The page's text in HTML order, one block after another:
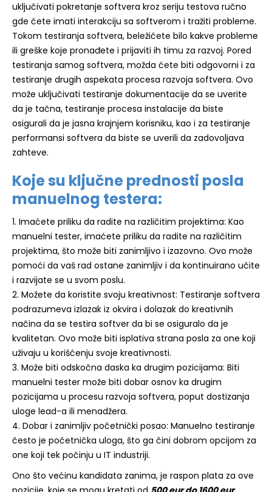
uključivati ​​pokretanje softvera kroz seriju testova ručno
gde ćete imati interakciju sa softverom i tražiti probleme.
Tokom testiranja softvera, beležićete bilo kakve probleme
ili greške koje pronađete i prijaviti ih timu za razvoj. Pored
testiranja samog softvera, možda ćete biti odgovorni i za
testiranje drugih aspekata procesa razvoja softvera. Ovo
može uključivati testiranje dokumentacije da se uverite
da je tačna, testiranje procesa instalacije da biste
osigurali da je jasna krajnjem korisniku, kao i za testiranje
performansi softvera da biste se uverili da zadovoljava
zahteve.
Koje su ključne prednosti posla
manuelnog testera:
1. Imaćete priliku da radite na različitim projektima: Kao
manuelni tester, imaćete priliku da radite na različitim
projektima, što može biti zanimljivo i izazovno. Ovo može
pomoći da vaš rad ostane zanimljiv i da kontinuirano učite
i razvijate se u svom poslu.
2. Možete da koristite svoju kreativnost: Testiranje softvera
podrazumeva izlazak iz okvira i dolazak do kreativnih
načina da se testira softver da bi se osiguralo da je
kvalitetan. Ovo može biti isplativa strana posla za one koji
uživaju u korišćenju svoje kreativnosti.
3. Može biti odskočna daska ka drugim pozicijama: Biti
manuelni tester može biti dobar osnov ka drugim
pozicijama u procesu razvoja softvera, poput dostizanja
uloge lead-a ili menadžera.
4. Dobar i zanimljiv početnički posao: Manuelno testiranje
često je početnička uloga, što ga čini dobrom opcijom za
one koji tek počinju u IT industriji.
Ono što većinu kandidata zanima, je raspon plata za ove